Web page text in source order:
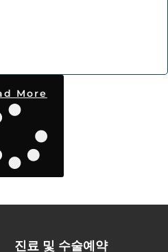
More
진료 및 수술예약